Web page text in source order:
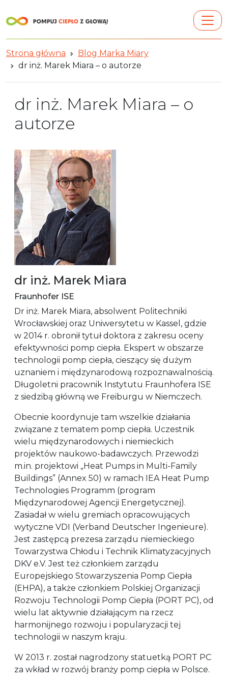
Strona główna
Blog Marka Miary
dr inż. Marek Miara – o autorze
dr inż. Marek Miara – o
autorze
dr inż. Marek Miara
Fraunhofer ISE
Dr inż. Marek Miara, absolwent Politechniki
Wrocławskiej oraz Uniwersytetu w Kassel, gdzie
w 2014 r. obronił tytuł doktora z zakresu oceny
efektywności pomp ciepła. Ekspert w obszarze
technologii pomp ciepła, cieszący się dużym
uznaniem i międzynarodową rozpoznawalnością.
Długoletni pracownik Instytutu Fraunhofera ISE
z siedzibą główną we Freiburgu w Niemczech.
Obecnie koordynuje tam wszelkie działania
związane z tematem pomp ciepła. Uczestnik
wielu międzynarodowych i niemieckich
projektów naukowo-badawczych. Przewodzi
m.in. projektowi „Heat Pumps in Multi-Family
Buildings” (Annex 50) w ramach IEA Heat Pump
Technologies Programm (program
Międzynarodowej Agencji Energetycznej).
Zasiadał w wielu gremiach opracowujących
wytyczne VDI (Verband Deutscher Ingenieure).
Jest zastępcą prezesa zarządu niemieckiego
Towarzystwa Chłodu i Technik Klimatyzacyjnych
DKV e.V. Jest też członkiem zarządu
Europejskiego Stowarzyszenia Pomp Ciepła
(EHPA), a także członkiem Polskiej Organizacji
Rozwoju Technologii Pomp Ciepła (PORT PC), od
wielu lat aktywnie działającym na rzecz
harmonijnego rozwoju i popularyzacji tej
technologii w naszym kraju.
W 2013 r. został nagrodzony statuetką PORT PC
za wkład w rozwój branży pomp ciepła w Polsce.